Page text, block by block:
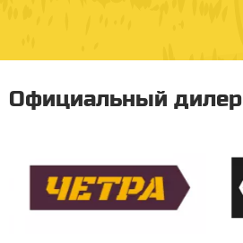
Официальный дилер